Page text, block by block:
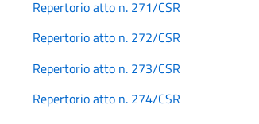
Repertorio atto n. 271/CSR
Repertorio atto n. 272/CSR
Repertorio atto n. 273/CSR
Repertorio atto n. 274/CSR